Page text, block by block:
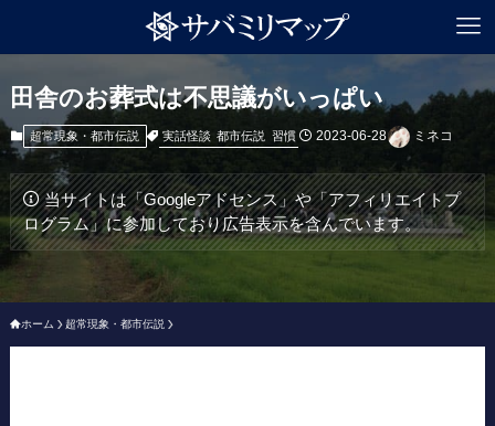
田舎のお葬式は不思議がいっぱい
超常現象・都市伝説 実話怪談 都市伝説 習慣 2023-06-28 ミネコ
当サイトは「Googleアドセンス」や「アフィリエイトプ
ログラム」に参加しており広告表示を含んでいます。
ホーム 超常現象・都市伝説